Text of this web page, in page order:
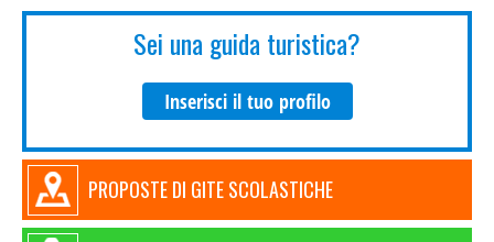
Sei una guida turistica?
Inserisci il tuo profilo
PROPOSTE DI GITE SCOLASTICHE